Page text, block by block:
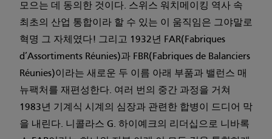
모으는 데 동의한 것이다. 스위스 워치메이킹 역사 속
최초의 산업 통합이라 할 수 있는 이 움직임은 그야말로
혁명 그 자체였다! 그리고 1932년 FAR(Fabriques
d’Assortiments Réunies)과 FBR(Fabriques de Balanciers
Réunies)이라는 새로운 두 이름 아래 부품과 밸런스 매
뉴팩처를 재편성한다. 여러 번의 중간 과정을 거쳐
1983년 기계식 시계의 심장과 관련한 합병이 드디어 막
을 내린다. 니콜라스 G. 하이예크의 리더십으로 니바록